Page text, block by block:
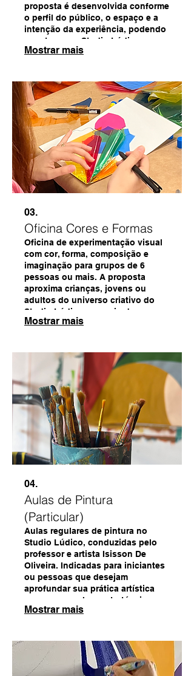
proposta é desenvolvida conforme
o perfil do público, o espaço e a
intenção da experiência, podendo
acontecer no Studio Lúdico ou em
outros locais. Um encontro para
sensibilidade e da
experimentação.
Mostrar mais
03.
Oficina Cores e Formas
Oficina de experimentação visual
com cor, forma, composição e
imaginação para grupos de 6
pessoas ou mais. A proposta
aproxima crianças, jovens ou
adultos do universo criativo do
Studio Lúdico por meio de
exercícios sensíveis e acessíveis.
instituições ou grupos
interessados.
Mostrar mais
04.
Aulas de Pintura
(Particular)
Aulas regulares de pintura no
Studio Lúdico, conduzidas pelo
professor e artista Isisson De
Oliveira. Indicadas para iniciantes
ou pessoas que desejam
aprofundar sua prática artística
com acompanhamento técnico,
orientação individual e
dos processos pictóricos.
Mostrar mais